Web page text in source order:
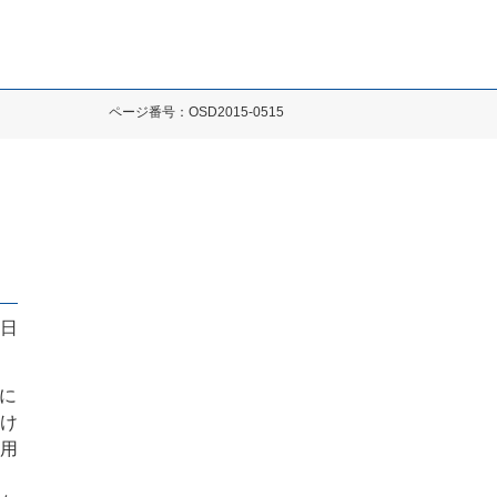
ページ番号：OSD2015-0515